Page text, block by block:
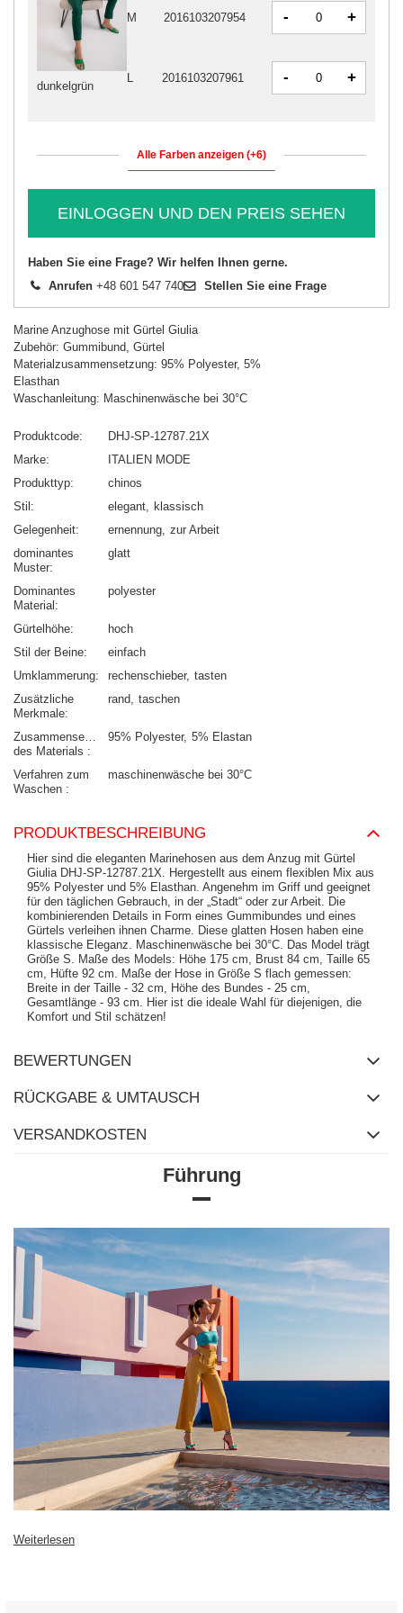
dunkelgrün
M 2016103207954 - +
L 2016103207961 - +
Alle Farben anzeigen (+6)
EINLOGGEN UND DEN PREIS SEHEN
Haben Sie eine Frage? Wir helfen Ihnen gerne.
Anrufen +48 601 547 740 Stellen Sie eine Frage
Marine Anzughose mit Gürtel Giulia
Zubehör: Gummibund, Gürtel
Materialzusammensetzung: 95% Polyester, 5%
Elasthan
Waschanleitung: Maschinenwäsche bei 30°C
Produktcode
DHJ-SP-12787.21X
Marke
ITALIEN MODE
Produkttyp
chinos
Stil
elegant
klassisch
Gelegenheit
ernennung zur Arbeit
dominantes
Muster
glatt
Dominantes
Material
polyester
Gürtelhöhe
hoch
Stil der Beine
einfach
Umklammerung
rechenschieber tasten
Zusätzliche
Merkmale
rand taschen
Zusammensetzung
des Materials
95% Polyester 5% Elastan
Verfahren zum
Waschen
maschinenwäsche bei 30°C
PRODUKTBESCHREIBUNG
Hier sind die eleganten Marinehosen aus dem Anzug mit Gürtel
Giulia DHJ-SP-12787.21X. Hergestellt aus einem flexiblen Mix aus
95% Polyester und 5% Elasthan. Angenehm im Griff und geeignet
für den täglichen Gebrauch, in der „Stadt“ oder zur Arbeit. Die
kombinierenden Details in Form eines Gummibundes und eines
Gürtels verleihen ihnen Charme. Diese glatten Hosen haben eine
klassische Eleganz. Maschinenwäsche bei 30°C. Das Model trägt
Größe S. Maße des Models: Höhe 175 cm, Brust 84 cm, Taille 65
cm, Hüfte 92 cm. Maße der Hose in Größe S flach gemessen:
Breite in der Taille - 32 cm, Höhe des Bundes - 25 cm,
Gesamtlänge - 93 cm. Hier ist die ideale Wahl für diejenigen, die
Komfort und Stil schätzen!
BEWERTUNGEN
RÜCKGABE & UMTAUSCH
VERSANDKOSTEN
Führung
Weiterlesen